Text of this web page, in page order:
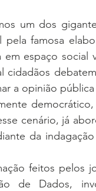
um dos
pela famosa
em espaço
cidadãos
a opinião
cenário, já
da
feitos pelos
de Dados,